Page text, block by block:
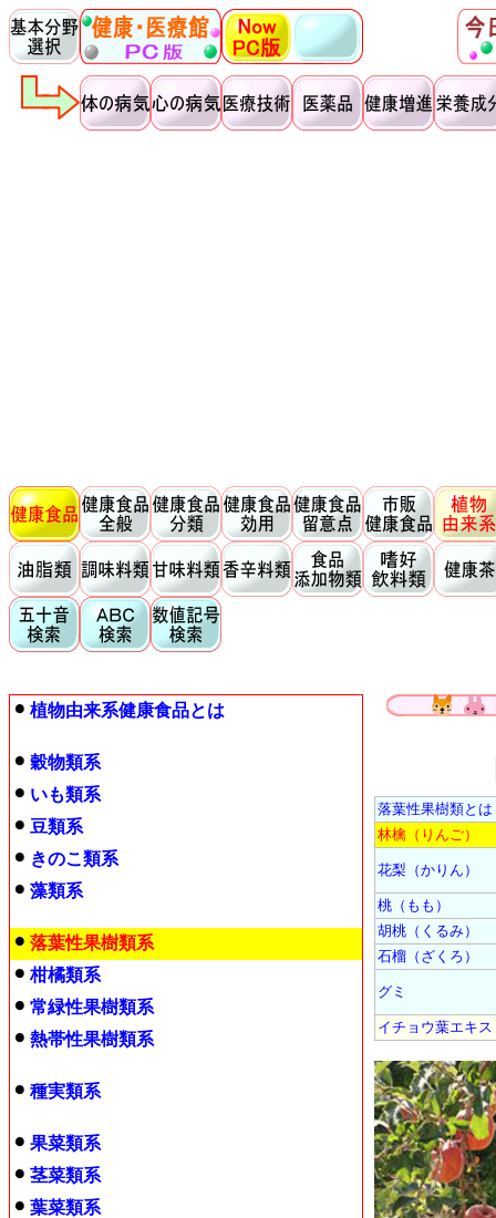
落葉性果樹類とは
林檎（りんご）
花梨（かりん）
桃（もも）
胡桃（くるみ）
石榴（ざくろ）
グミ
イチョウ葉エキス
植物由来系健康食品とは
穀物類系
いも類系
豆類系
きのこ類系
藻類系
落葉性果樹類系
柑橘類系
常緑性果樹類系
熱帯性果樹類系
種実類系
果菜類系
茎菜類系
葉菜類系